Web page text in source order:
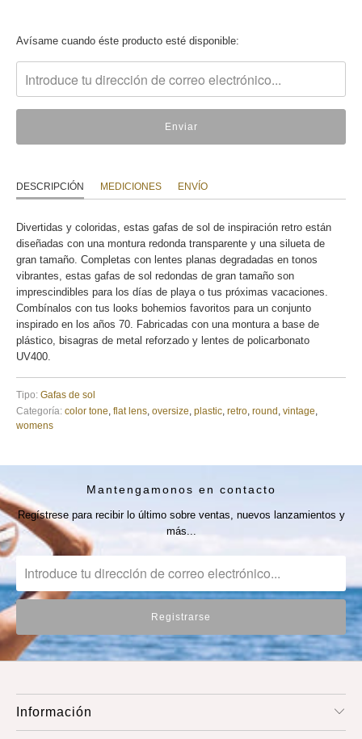
Translation
es.products.notify_form.description:
Avísame cuando éste producto esté disponible:
DESCRIPCIÓN MEDICIONES ENVÍO
Divertidas y coloridas, estas gafas de sol de inspiración retro están
diseñadas con una montura redonda transparente y una silueta de
gran tamaño. Completas con lentes planas degradadas en tonos
vibrantes, estas gafas de sol redondas de gran tamaño son
imprescindibles para los días de playa o tus próximas vacaciones.
Combínalos con tus looks bohemios favoritos para un conjunto
inspirado en los años 70. Fabricadas con una montura a base de
plástico, bisagras de metal reforzado y lentes de policarbonato
UV400.
Tipo: Gafas de sol
Categoría: color tone flat lens oversize plastic retro round vintage
womens
Mantengamonos en contacto
Regístrese para recibir lo último sobre ventas, nuevos lanzamientos y
más...
Información